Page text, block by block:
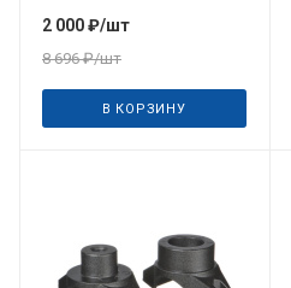
2 000₽/шт
8 696₽/шт
В КОРЗИНУ